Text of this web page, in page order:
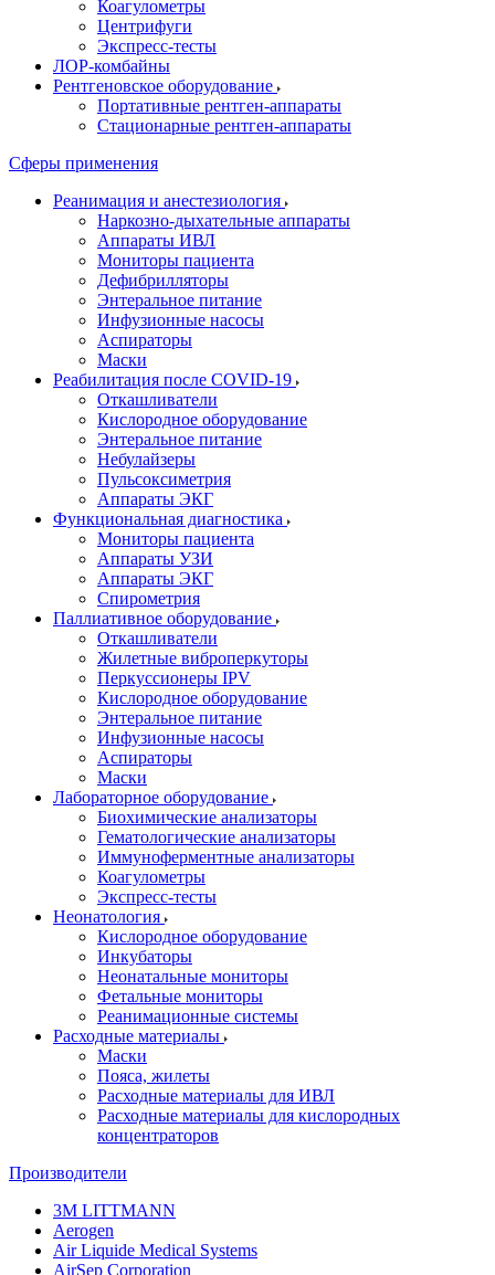
Коагулометры
Центрифуги
Экспресс-тесты
ЛОР-комбайны
Рентгеновское оборудование
Портативные рентген-аппараты
Стационарные рентген-аппараты
Сферы применения
Реанимация и анестезиология
Наркозно-дыхательные аппараты
Аппараты ИВЛ
Мониторы пациента
Дефибрилляторы
Энтеральное питание
Инфузионные насосы
Аспираторы
Маски
Реабилитация после COVID-19
Откашливатели
Кислородное оборудование
Энтеральное питание
Небулайзеры
Пульсоксиметрия
Аппараты ЭКГ
Функциональная диагностика
Мониторы пациента
Аппараты УЗИ
Аппараты ЭКГ
Спирометрия
Паллиативное оборудование
Откашливатели
Жилетные виброперкуторы
Перкуссионеры IPV
Кислородное оборудование
Энтеральное питание
Инфузионные насосы
Аспираторы
Маски
Лабораторное оборудование
Биохимические анализаторы
Гематологические анализаторы
Иммуноферментные анализаторы
Коагулометры
Экспресс-тесты
Неонатология
Кислородное оборудование
Инкубаторы
Неонатальные мониторы
Фетальные мониторы
Реанимационные системы
Расходные материалы
Маски
Пояса, жилеты
Расходные материалы для ИВЛ
Расходные материалы для кислородных
концентраторов
Производители
3M LITTMANN
Aerogen
Air Liquide Medical Systems
AirSep Corporation